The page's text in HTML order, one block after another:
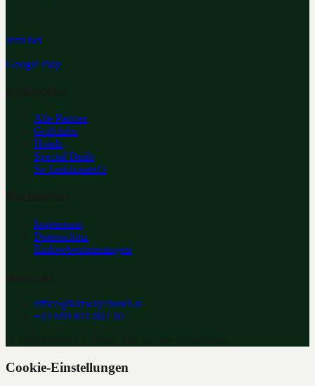
Jetzt bei
Google Play
Alle Partner
Golfclubs
Hotels
Special Deals
So funktioniert's
Impressum
Datenschutz
Einlösebestimmungen
office@fairway2hotel.at
+43 699 811 802 16
Cookie-Einstellungen